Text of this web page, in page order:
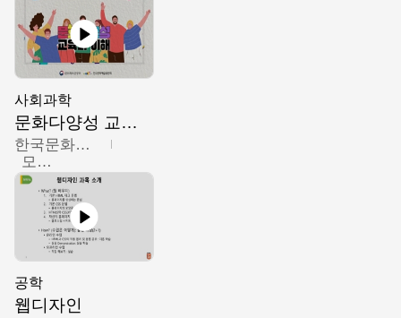
사회과학
문화다양성 교육의 이해
한국문화예술교육진흥원
모경환,성상환,정문성
공학
웹디자인